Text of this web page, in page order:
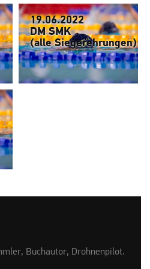
19.06.2022
DM SMK
(alle Siegerehrungen)
Buchautor, Drohnenpilot.